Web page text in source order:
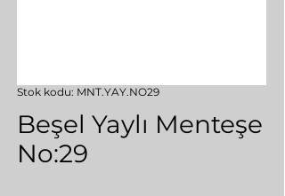
Stok kodu: MNT.YAY.NO29
Beşel Yaylı Menteşe
No:29